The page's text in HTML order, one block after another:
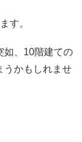
す。
如、10階建ての
うかもしれませ